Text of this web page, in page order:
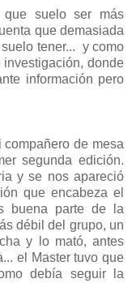
que suelo ser más
que demasiada
tener... y como
donde
información pero
de mesa
segunda edición.
y se nos apareció
que encabeza el
buena parte de la
débil del grupo, un
y lo mató, antes
el Master tuvo que
debía seguir la